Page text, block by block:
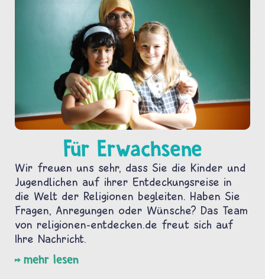
Für Erwachsene
Wir freuen uns sehr, dass Sie die Kinder und
Jugendlichen auf ihrer Entdeckungsreise in
die Welt der Religionen begleiten. Haben Sie
Fragen, Anregungen oder Wünsche? Das Team
von religionen-entdecken.de freut sich auf
Ihre Nachricht.
mehr lesen